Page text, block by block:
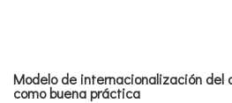
Modelo de internacionalización del
como buena práctica